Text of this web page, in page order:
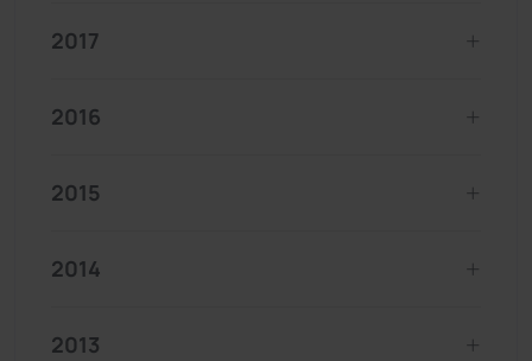
2017
2016
2015
2014
2013